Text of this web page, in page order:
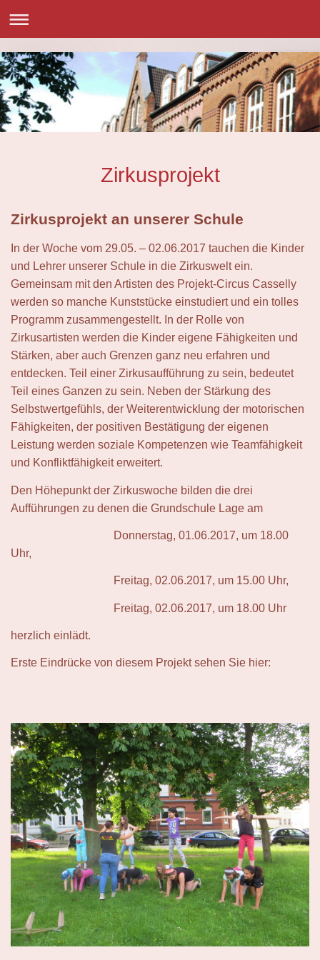
Zirkusprojekt
Zirkusprojekt an unserer Schule
In der Woche vom 29.05. – 02.06.2017 tauchen die Kinder
und Lehrer unserer Schule in die Zirkuswelt ein.
Gemeinsam mit den Artisten des Projekt-Circus Casselly
werden so manche Kunststücke einstudiert und ein tolles
Programm zusammengestellt. In der Rolle von
Zirkusartisten werden die Kinder eigene Fähigkeiten und
Stärken, aber auch Grenzen ganz neu erfahren und
entdecken. Teil einer Zirkusaufführung zu sein, bedeutet
Teil eines Ganzen zu sein. Neben der Stärkung des
Selbstwertgefühls, der Weiterentwicklung der motorischen
Fähigkeiten, der positiven Bestätigung der eigenen
Leistung werden soziale Kompetenzen wie Teamfähigkeit
und Konfliktfähigkeit erweitert.
Den Höhepunkt der Zirkuswoche bilden die drei
Aufführungen zu denen die Grundschule Lage am
Donnerstag, 01.06.2017, um 18.00
Uhr,
Freitag, 02.06.2017, um 15.00 Uhr,
Freitag, 02.06.2017, um 18.00 Uhr
herzlich einlädt.
Erste Eindrücke von diesem Projekt sehen Sie hier: